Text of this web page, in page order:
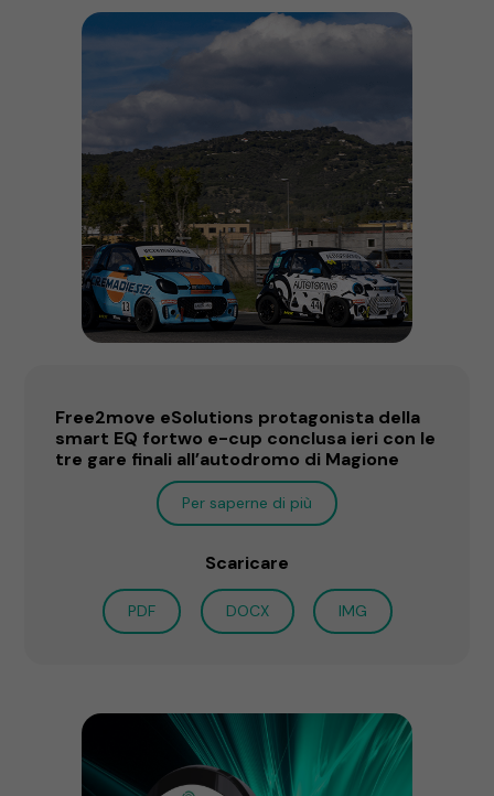
Free2move eSolutions protagonista della
smart EQ fortwo e-cup conclusa ieri con le
tre gare finali all’autodromo di Magione
Per saperne di più
Scaricare
PDF DOCX IMG